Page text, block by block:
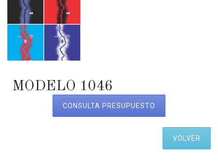
MODELO 1046
CONSULTA PRESUPUESTO
VOLVER